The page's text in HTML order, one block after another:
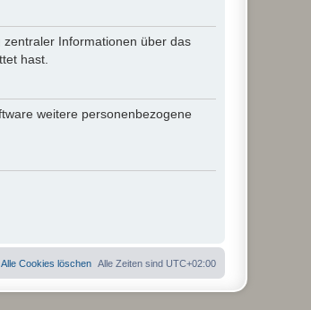
Informationen über das
hast.
weitere personenbezogene
Alle Zeiten sind UTC+02:00
Alle Cookies löschen